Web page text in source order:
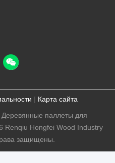
| Карта сайта
Деревянные паллеты для
Renqiu Hongfei Wood Industry
защищены.